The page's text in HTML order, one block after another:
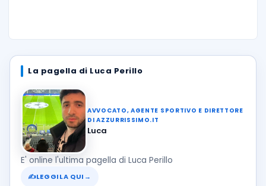
La pagella di Luca Perillo
AVVOCATO, AGENTE SPORTIVO E DIRETTORE
DI AZZURRISSIMO.IT
Luca
E' online l'ultima pagella di Luca Perillo
✍LEGGILA QUI →